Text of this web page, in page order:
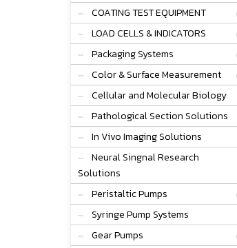
COATING TEST EQUIPMENT
LOAD CELLS & INDICATORS
Packaging Systems
Color & Surface Measurement
Cellular and Molecular Biology
Pathological Section Solutions
In Vivo Imaging Solutions
Neural Singnal Research
Solutions
Peristaltic Pumps
Syringe Pump Systems
Gear Pumps